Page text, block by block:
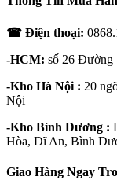
☎ Điện thoại:
-HCM: số 26
-Kho Hà Nội : 20
Nội
-Kho Bình Dương :
Hòa, Dĩ An, Bình
Giao Hàng Ngay